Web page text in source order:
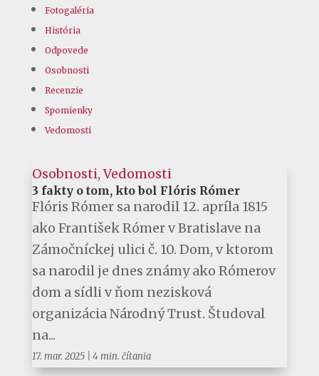
Fotogaléria
História
Odpovede
Osobnosti
Recenzie
Spomienky
Vedomosti
Osobnosti,Vedomosti
3 fakty o tom, kto bol Flóris Rómer
Flóris Rómer sa narodil 12. apríla 1815
ako František Rómer v Bratislave na
Zámočníckej ulici č. 10. Dom, v ktorom
sa narodil je dnes známy ako Rómerov
dom a sídli v ňom nezisková
organizácia Národný Trust. Študoval
na...
17. mar. 2025| 4 min. čítania